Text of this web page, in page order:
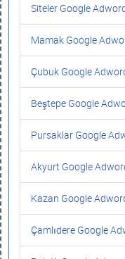
Siteler Google
Mamak Google
Çubuk Google
Beştepe Google
Pursaklar Google
Akyurt Google
Kazan Google
Çamlıdere Google